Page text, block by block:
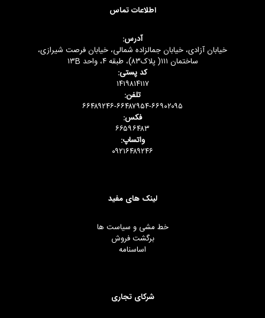
اطلاعات تماس
آدرس:
خیابان آزادی، خیابان جمالزاده شمالی، خیابان فرصت شیرازی،
ساختمان ۱۱۱( پلاک۸۳)، طبقه ۴، واحد ۱۳B
کد پستی:
۱۴۱۹۸۱۴۱۱۷
تلفن:
۶۶۴۸۹۲۴۶-۶۶۴۸۷۹۵۴-۶۶۹۰۲۰۹۵
فکس:
۶۶۵۹۶۴۸۳
واتساپ:
۰۹۲۱۶۴۸۹۲۴۶
لینک های مفید
خط مشی و سیاست ها
برگشت فروش
اساسنامه
شرکای تجاری